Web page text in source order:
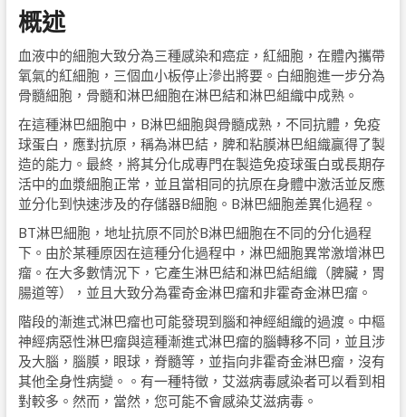
概述
血液中的細胞大致分為三種感染和癌症，紅細胞，在體內攜帶
氧氣的紅細胞，三個血小板停止滲出將要。白細胞進一步分為
骨髓細胞，骨髓和淋巴細胞在淋巴結和淋巴組織中成熟。
在這種淋巴細胞中，B淋巴細胞與骨髓成熟，不同抗體，免疫
球蛋白，應對抗原，稱為淋巴結，脾和粘膜淋巴組織贏得了製
造的能力。最終，將其分化成專門在製造免疫球蛋白或長期存
活中的血漿細胞正常，並且當相同的抗原在身體中激活並反應
並分化到快速涉及的存儲器B細胞。B淋巴細胞差異化過程。
BT淋巴細胞，地址抗原不同於B淋巴細胞在不同的分化過程
下。由於某種原因在這種分化過程中，淋巴細胞異常激增淋巴
瘤。在大多數情況下，它產生淋巴結和淋巴結組織（脾臟，胃
腸道等），並且大致分為霍奇金淋巴瘤和非霍奇金淋巴瘤。
階段的漸進式淋巴瘤也可能發現到腦和神經組織的過渡。中樞
神經病惡性淋巴瘤與這種漸進式淋巴瘤的腦轉移不同，並且涉
及大腦，腦膜，眼球，脊髓等，並指向非霍奇金淋巴瘤，沒有
其他全身性病變。。有一種特徵，艾滋病毒感染者可以看到相
對較多。然而，當然，您可能不會感染艾滋病毒。